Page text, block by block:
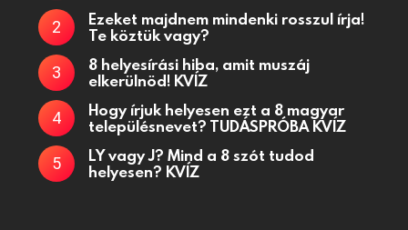
Ezeket majdnem mindenki rosszul írja!
Te köztük vagy?
8 helyesírási hiba, amit muszáj
elkerülnöd! KVÍZ
Hogy írjuk helyesen ezt a 8 magyar
településnevet? TUDÁSPRÓBA KVÍZ
LY vagy J? Mind a 8 szót tudod
helyesen? KVÍZ